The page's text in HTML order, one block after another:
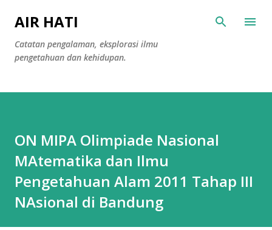
AIR HATI
Catatan pengalaman, eksplorasi ilmu
pengetahuan dan kehidupan.
ON MIPA Olimpiade Nasional
MAtematika dan Ilmu
Pengetahuan Alam 2011 Tahap III
NAsional di Bandung